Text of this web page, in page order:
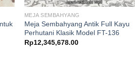
MEJA SEMBAHYANG
Meja Sembahyang Antik Full Kayu
Perhutani Klasik Model FT-136
Rp12,345,678.00